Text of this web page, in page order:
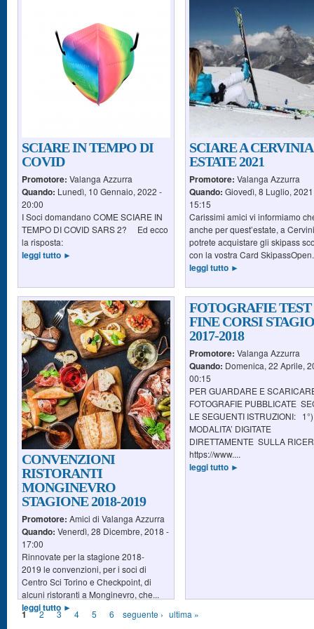
SCIARE IN TEMPO DI
COVID
Promotore: Valanga Azzurra
Quando: Lunedì, 10 Gennaio, 2022 -
20:00
I Soci domandano COME SCIARE IN
TEMPO DI COVID SARS 2? Ed ecco
la risposta:
leggi tutto ►
SCIARE A CERVINIA
ESTATE 2021
Promotore: Valanga Azzurra
Quando: Giovedì, 8 Luglio,
15:15
Carissimi amici vi informiamo
anche per quest’estate, a
potrete acquistare gli skipass
con la vostra Card
leggi tutto ►
CONVENZIONI
RISTORANTI
MONGINEVRO
STAGIONE 2018-2019
Promotore: Amici di Valanga Azzurra
Quando: Venerdì, 28 Dicembre, 2018 -
17:00
Rinnovate per la stagione 2018-
2019 le convenzioni, per i soci di
Centro Sci Torino e Checkpoint, di
alcuni ristoranti a Monginevro, che...
leggi tutto ►
FOTOGRAFIE TEST
FINE CORSI
2017-2018
Promotore: Valanga Azzurra
Quando: Domenica, 22 Aprile,
00:15
PER GUARDARE E
FOTOGRAFIE PUBBLICATE
LE SEGUENTI ISTRUZIONI: 1°)
MODALITA’ DIGITATE
DIRETTAMENTE SULLA
https://www....
leggi tutto ►
1 2 3 4 5 6 seguente › ultima »